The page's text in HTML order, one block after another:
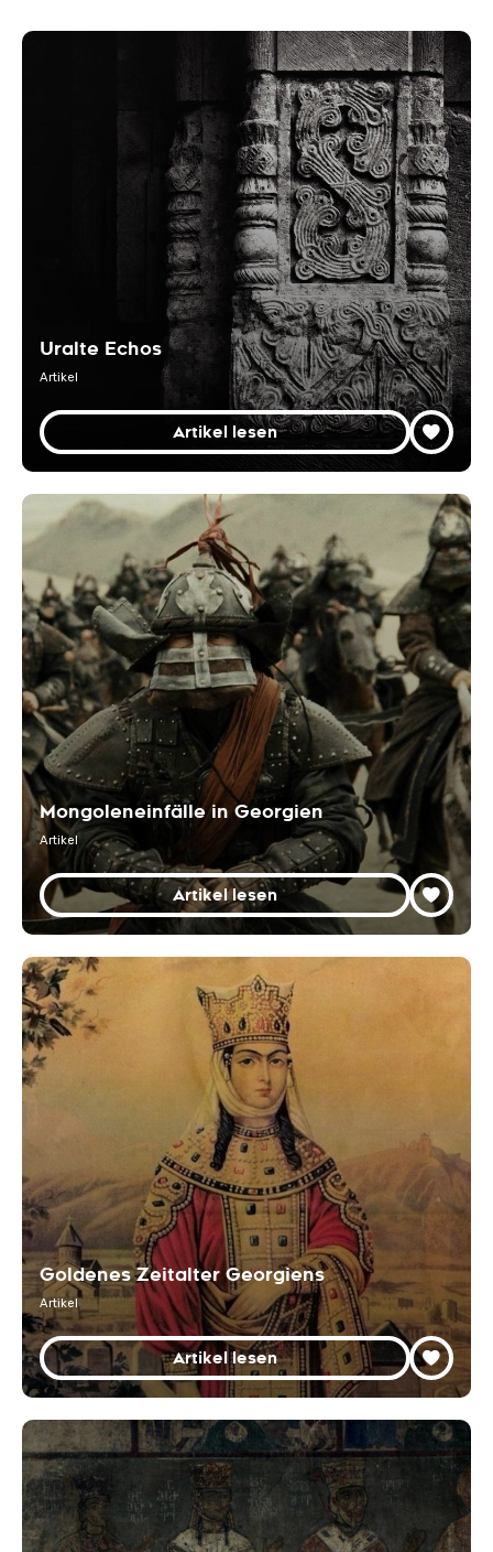
Uralte Echos
Artikel
Artikel lesen
Mongoleneinfälle in Georgien
Artikel
Artikel lesen
Goldenes Zeitalter Georgiens
Artikel
Artikel lesen